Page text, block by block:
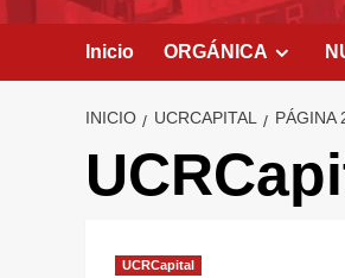
Inicio ORGÁNICA
INICIO UCRCAPITAL PÁGINA
UCRCapital